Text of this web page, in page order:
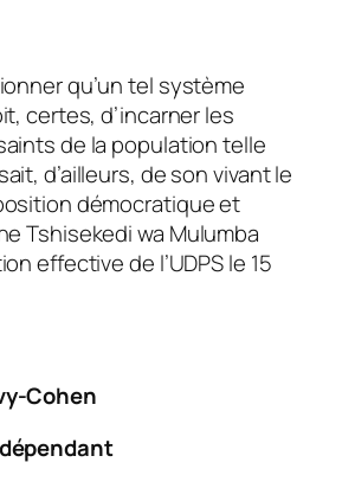
qu’un tel système
certes, d’incarner les
de la population telle
d’ailleurs, de son vivant le
démocratique et
Tshisekedi wa Mulumba
effective de l’UDPS le 15
Cohen